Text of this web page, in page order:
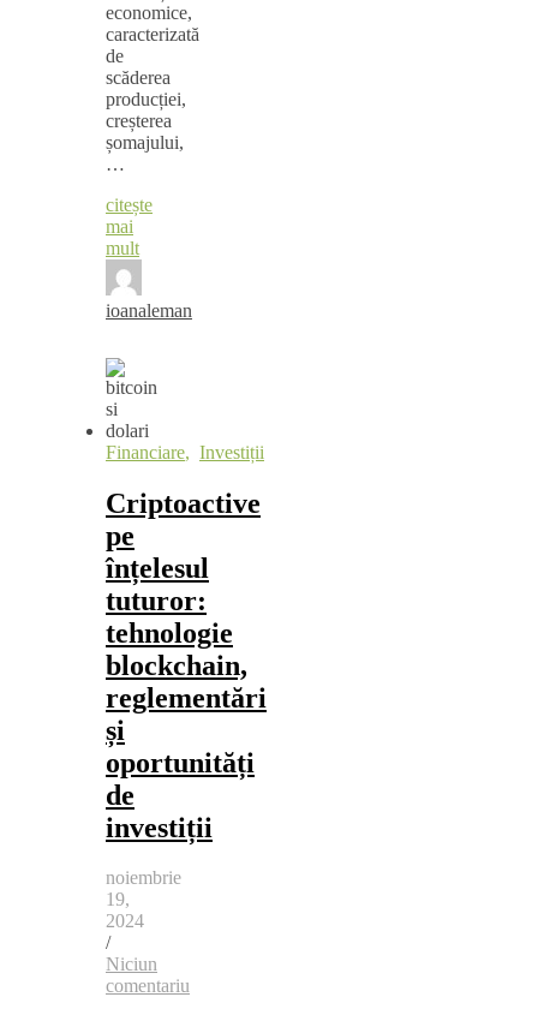
economice,
caracterizată
de
scăderea
producției,
creșterea
șomajului,
…
citește
mai
mult
ioanaleman
Financiare, Investiții
Criptoactive
pe
înțelesul
tuturor:
tehnologie
blockchain,
reglementări
și
oportunități
de
investiții
noiembrie
19,
2024
/
Niciun
comentariu